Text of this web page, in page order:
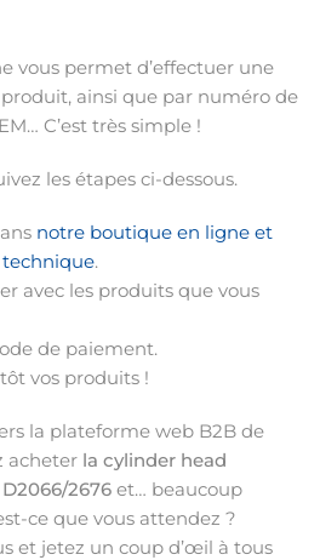
vous permet d’effectuer une
ainsi que par numéro de
C’est très simple !
les étapes ci-dessous.
notre boutique en ligne et
technique.
avec les produits que vous
de paiement.
vos produits !
la plateforme web B2B de
acheter la cylinder head
2676 et… beaucoup
ce que vous attendez ?
et jetez un coup d’œil à tous